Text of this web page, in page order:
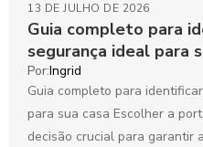
Guia completo para
segurança ideal para
13 DE JULHO DE 2026
Por:Ingrid
Guia completo para
para sua casa Escolher a
decisão crucial para garantir